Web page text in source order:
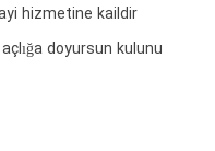
hizmetine kaildir
doyursun kulunu